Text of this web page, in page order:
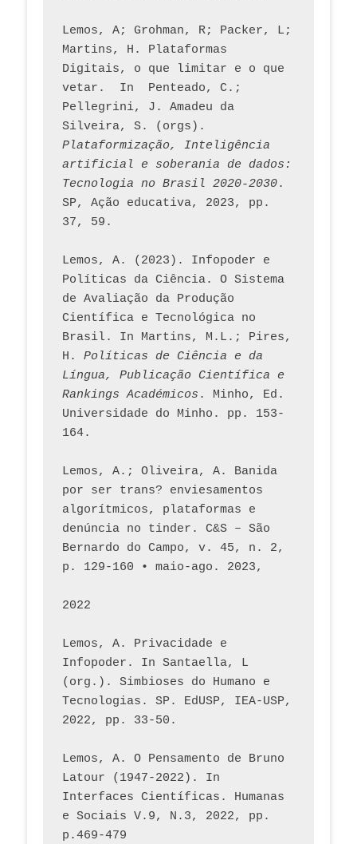
Lemos, A; Grohman, R; Packer, L;
Martins, H. Plataformas
Digitais, o que limitar e o que
vetar.  In  Penteado, C.;
Pellegrini, J. Amadeu da
Plataformização, Inteligência
artificial e soberania de dados:
Tecnologia no Brasil 2020-2030.
SP, Ação educativa, 2023, pp.
37, 59.
Lemos, A. (2023). Infopoder e
Políticas da Ciência. O Sistema
de Avaliação da Produção
Científica e Tecnológica no
Brasil. In Martins, M.L.; Pires,
H. Políticas de Ciência e da
Língua, Publicação Científica e
Rankings Académicos . Minho, Ed.
Universidade do Minho. pp. 153-
164.
Lemos, A.; Oliveira, A. Banida
por ser trans? enviesamentos
algorítmicos, plataformas e
denúncia no tinder. C&S – São
Bernardo do Campo, v. 45, n. 2,
p. 129-160 • maio-ago. 2023,
2022
Lemos, A. Privacidade e
Infopoder. In Santaella, L
(org.). Simbioses do Humano e
Tecnologias. SP. EdUSP, IEA-USP,
2022, pp. 33-50.
Lemos, A. O Pensamento de Bruno
Latour (1947-2022). In
Interfaces Científicas. Humanas
e Sociais V.9, N.3, 2022, pp.
p.469-479